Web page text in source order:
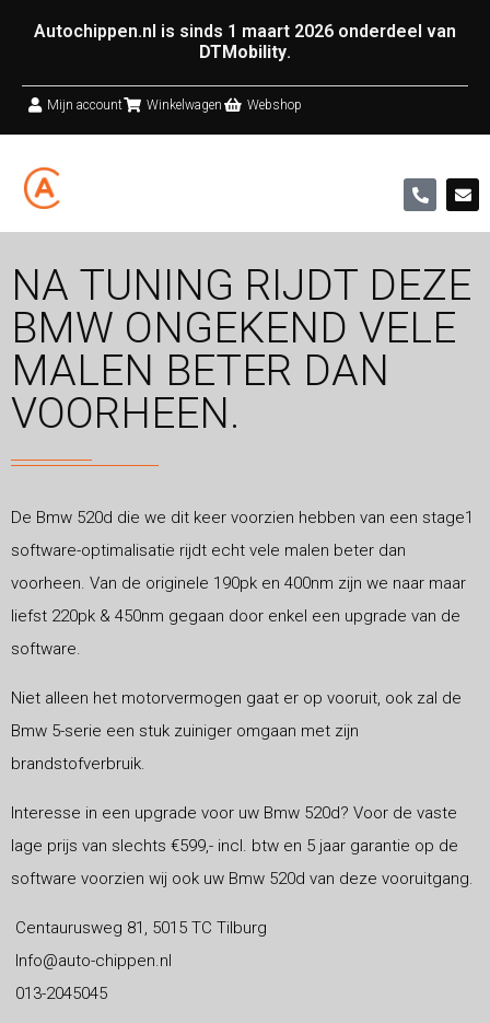
Autochippen.nl is sinds 1 maart 2026 onderdeel van
DTMobility.
Mijn account Winkelwagen Webshop
NA TUNING RIJDT DEZE
BMW ONGEKEND VELE
MALEN BETER DAN
VOORHEEN.
De Bmw 520d die we dit keer voorzien hebben van een stage1
software-optimalisatie rijdt echt vele malen beter dan
voorheen. Van de originele 190pk en 400nm zijn we naar maar
liefst 220pk & 450nm gegaan door enkel een upgrade van de
software.
Niet alleen het motorvermogen gaat er op vooruit, ook zal de
Bmw 5-serie een stuk zuiniger omgaan met zijn
brandstofverbruik.
Interesse in een upgrade voor uw Bmw 520d? Voor de vaste
lage prijs van slechts €599,- incl. btw en 5 jaar garantie op de
software voorzien wij ook uw Bmw 520d van deze vooruitgang.
Centaurusweg 81, 5015 TC Tilburg
Info@auto-chippen.nl
013-2045045